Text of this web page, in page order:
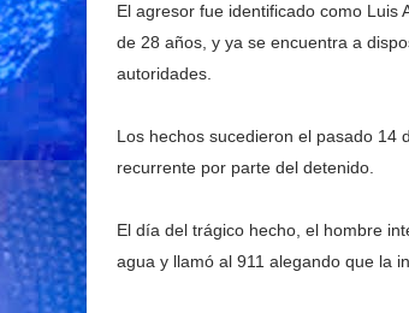
El agresor fue identificado como Luis
de 28 años, y ya se encuentra a
autoridades.
Los hechos sucedieron el pasado 14
recurrente por parte del detenido.
El día del trágico hecho, el hombre
agua y llamó al 911 alegando que la